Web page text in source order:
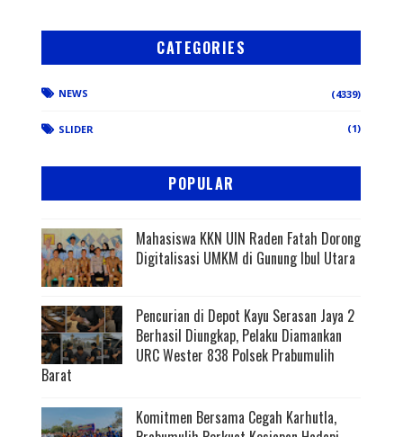
CATEGORIES
NEWS (4339)
SLIDER (1)
POPULAR
Mahasiswa KKN UIN Raden Fatah Dorong
Digitalisasi UMKM di Gunung Ibul Utara
Pencurian di Depot Kayu Serasan Jaya 2
Berhasil Diungkap, Pelaku Diamankan
URC Wester 838 Polsek Prabumulih
Barat
Komitmen Bersama Cegah Karhutla,